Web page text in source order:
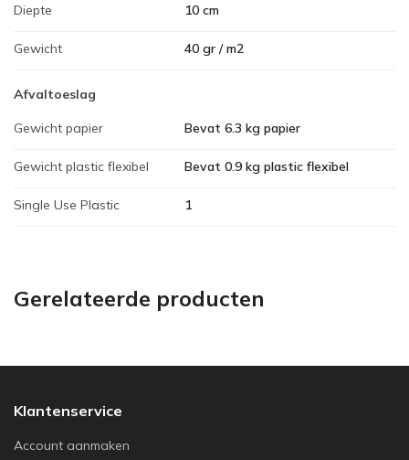
Diepte 10 cm
Gewicht 40 gr / m2
Afvaltoeslag
Gewicht papier Bevat 6.3 kg papier
Gewicht plastic flexibel Bevat 0.9 kg plastic flexibel
Single Use Plastic 1
Gerelateerde producten
Klantenservice
Account aanmaken